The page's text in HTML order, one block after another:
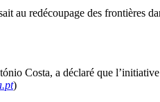
au redécoupage des frontières
Costa, a déclaré que
)